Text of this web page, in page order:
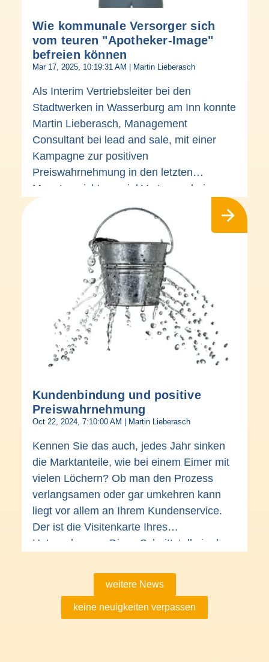
Wie kommunale Versorger sich
vom teuren "Apotheker-Image"
befreien können
Mar 17, 2025, 10:19:31 AM | Martin Lieberasch
Als Interim Vertriebsleiter bei den
Stadtwerken in Wasserburg am Inn konnte
Martin Lieberasch, Management
Consultant bei lead and sale, mit einer
Kampagne zur positiven
Preiswahrnehmung in den letzten
Monaten nicht nur viel Vertrauen bei
Bestandskunden aufbauen, sondern jeden
Monat kontinuierlich neue Kunden
Kundenbindung und positive
Preiswahrnehmung
Oct 22, 2024, 7:10:00 AM | Martin Lieberasch
Kennen Sie das auch, jedes Jahr sinken
die Marktanteile, wie bei einem Eimer mit
vielen Löchern? Ob man den Prozess
verlangsamen oder gar umkehren kann
liegt vor allem an Ihrem Kundenservice.
Der ist die Visitenkarte Ihres
Unternehmens. Diese Schnittstelle in der
für Vertrauen, Loyalität und das gute
Gefühl der Kunden.
weitere News
keine neuigkeiten verpassen